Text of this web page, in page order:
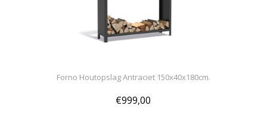
Forno Houtopslag Antraciet 150x40x180cm.
€999,00